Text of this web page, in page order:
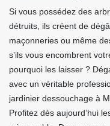
Si vous possédez des
détruits, ils créent de
maçonneries ou même
s’ils vous encombrent
pourquoi les laisser ?
avec un véritable
jardinier dessouchage à
Profitez dès aujourd’hui